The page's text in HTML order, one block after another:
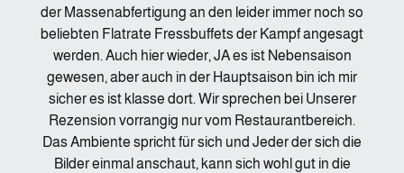
der Massenabfertigung an den leider immer noch so
beliebten Flatrate Fressbuffets der Kampf angesagt
werden. Auch hier wieder, JA es ist Nebensaison
gewesen, aber auch in der Hauptsaison bin ich mir
sicher es ist klasse dort. Wir sprechen bei Unserer
Rezension vorrangig nur vom Restaurantbereich.
Das Ambiente spricht für sich und Jeder der sich die
Bilder einmal anschaut, kann sich wohl gut in die